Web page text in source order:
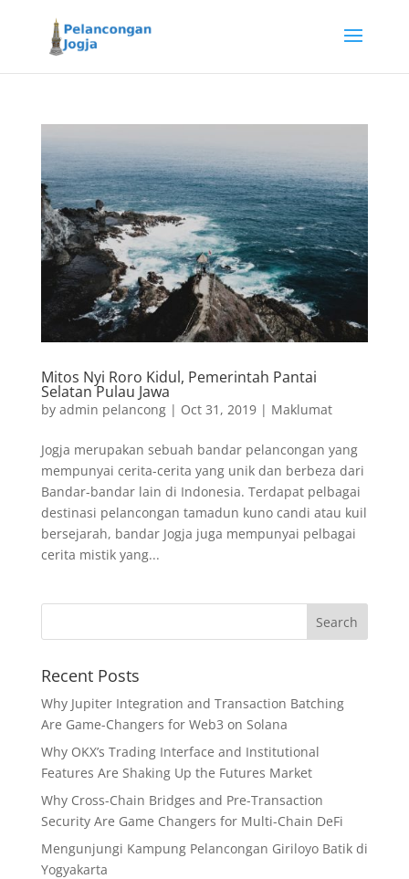
Mitos Nyi Roro Kidul, Pemerintah Pantai
Selatan Pulau Jawa
by admin pelancong| Oct 31, 2019| Maklumat
Jogja merupakan sebuah bandar pelancongan yang
mempunyai cerita-cerita yang unik dan berbeza dari
Bandar-bandar lain di Indonesia. Terdapat pelbagai
destinasi pelancongan tamadun kuno candi atau kuil
bersejarah, bandar Jogja juga mempunyai pelbagai
cerita mistik yang...
Recent Posts
Why Jupiter Integration and Transaction Batching
Are Game-Changers for Web3 on Solana
Why OKX’s Trading Interface and Institutional
Features Are Shaking Up the Futures Market
Why Cross-Chain Bridges and Pre-Transaction
Security Are Game Changers for Multi-Chain DeFi
Mengunjungi Kampung Pelancongan Giriloyo Batik di
Yogyakarta